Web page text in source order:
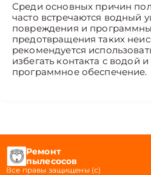
Среди основных причин
часто встречаются водный
повреждения и
предотвращения таких
рекомендуется
избегать контакта с водой
программное обеспечение.
Ремонт
пылесосов
Все правы защищены (с)